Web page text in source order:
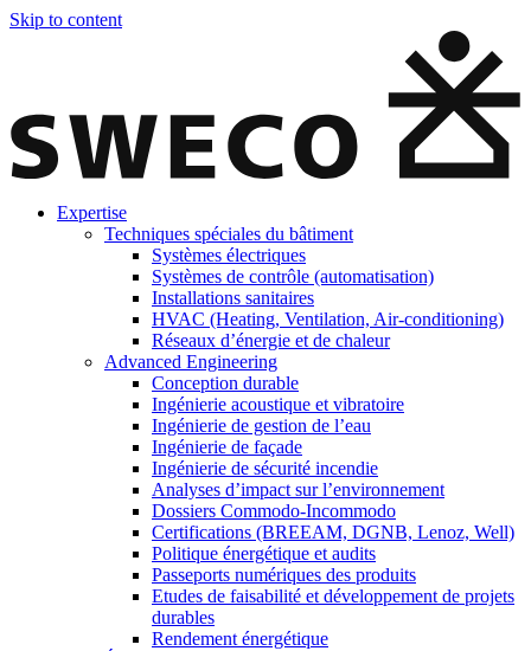
Skip to content
Expertise
Techniques spéciales du bâtiment
Systèmes électriques
Systèmes de contrôle (automatisation)
Installations sanitaires
HVAC (Heating, Ventilation, Air-conditioning)
Réseaux d’énergie et de chaleur
Advanced Engineering
Conception durable
Ingénierie acoustique et vibratoire
Ingénierie de gestion de l’eau
Ingénierie de façade
Ingénierie de sécurité incendie
Analyses d’impact sur l’environnement
Dossiers Commodo-Incommodo
Certifications (BREEAM, DGNB, Lenoz, Well)
Politique énergétique et audits
Passeports numériques des produits
Etudes de faisabilité et développement de projets
durables
Rendement énergétique